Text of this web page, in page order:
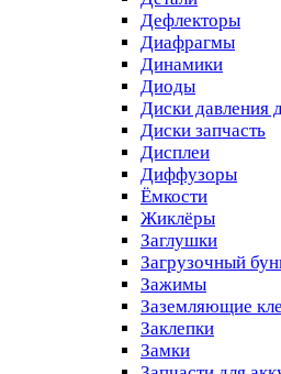
Дефлекторы
Диафрагмы
Динамики
Диоды
Диски давления
Диски запчасть
Дисплеи
Диффузоры
Ёмкости
Жиклёры
Заглушки
Загрузочный
Зажимы
Заземляющие
Заклепки
Замки